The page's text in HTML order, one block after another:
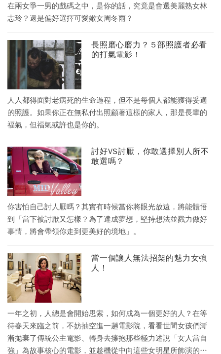
在兩女爭一男的戲碼之中，是你的話，究竟是會選美麗熟女林
志玲？還是偏好選擇可愛嫩女周冬雨？
長照磨心磨力？５部照護者必看
的打氣電影！
人人都得面對老病死的生命過程，但不是每個人都能獲得妥適
的照護。如果你正在無私付出照顧著這樣的家人，那是長輩的
福氣，但福氣或許也是你的。
討好VS討厭，你敢選擇別人所不
敢選嗎？
你害怕自己討人厭嗎？其實有時候當你將眼光放遠，將能體悟
到「當下被討厭又怎樣？為了達成夢想，堅持想法並戮力做好
事情，將會帶領你走到更美好的境地」。
當一個讓人無法招架的魅力女強
人！
一年之初，人總是會開始思索，如何成為一個更好的人？在等
待春天來臨之前，不妨抽空進一趟電影院，看看世間女孩們漸
漸拋棄了傳統公主電影、轉身去擁抱那些極力述說「女人當自
強」為故事核心的電影，並趁機從中向這些女明星所飾演的女